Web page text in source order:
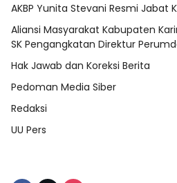
AKBP Yunita Stevani Resmi Jabat
Aliansi Masyarakat Kabupaten
SK Pengangkatan Direktur
Hak Jawab dan Koreksi Berita
Pedoman Media Siber
Redaksi
UU Pers